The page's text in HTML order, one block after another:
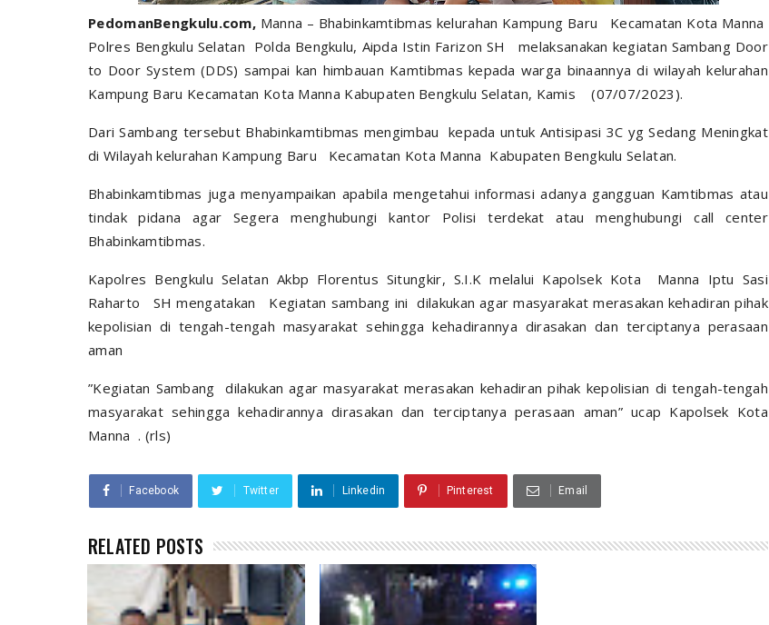
PedomanBengkulu.com, Manna – Bhabinkamtibmas kelurahan Kampung Baru Kecamatan Kota Manna
Polres Bengkulu Selatan Polda Bengkulu, Aipda Istin Farizon SH melaksanakan kegiatan Sambang Door
to Door System (DDS) sampai kan himbauan Kamtibmas kepada warga binaannya di wilayah kelurahan
Kampung Baru Kecamatan Kota Manna Kabupaten Bengkulu Selatan, Kamis (07/07/2023).
Dari Sambang tersebut Bhabinkamtibmas mengimbau kepada untuk Antisipasi 3C yg Sedang Meningkat
di Wilayah kelurahan Kampung Baru Kecamatan Kota Manna Kabupaten Bengkulu Selatan.
Bhabinkamtibmas juga menyampaikan apabila mengetahui informasi adanya gangguan Kamtibmas atau
tindak pidana agar Segera menghubungi kantor Polisi terdekat atau menghubungi call center
Bhabinkamtibmas.
Kapolres Bengkulu Selatan Akbp Florentus Situngkir, S.I.K melalui Kapolsek Kota Manna Iptu Sasi
Raharto SH mengatakan Kegiatan sambang ini dilakukan agar masyarakat merasakan kehadiran pihak
kepolisian di tengah-tengah masyarakat sehingga kehadirannya dirasakan dan terciptanya perasaan
aman
”Kegiatan Sambang dilakukan agar masyarakat merasakan kehadiran pihak kepolisian di tengah-tengah
masyarakat sehingga kehadirannya dirasakan dan terciptanya perasaan aman” ucap Kapolsek Kota
Manna . (rls)
Facebook Twitter Linkedin Pinterest Email
RELATED POSTS